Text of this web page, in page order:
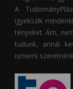
A
igyekszik
tényeket. Ám,
tudunk, annál
ismerni